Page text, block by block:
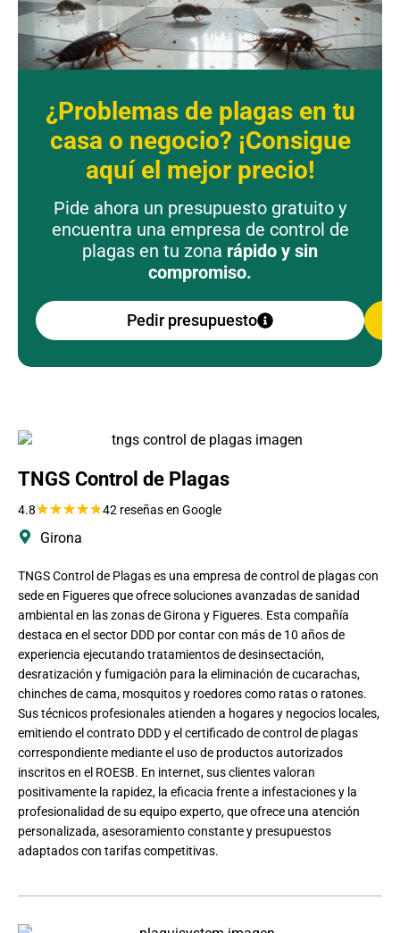
¿Problemas de plagas en tu
casa o negocio? ¡Consigue
aquí el mejor precio!
Pide ahora un presupuesto gratuito y
encuentra una empresa de control de
plagas en tu zona rápido y sin
compromiso.
Pedir presupuesto
TNGS Control de Plagas
4.8★★★★★42 reseñas en Google
Girona
TNGS Control de Plagas es una empresa de control de plagas con
sede en Figueres que ofrece soluciones avanzadas de sanidad
ambiental en las zonas de Girona y Figueres. Esta compañía
destaca en el sector DDD por contar con más de 10 años de
experiencia ejecutando tratamientos de desinsectación,
desratización y fumigación para la eliminación de cucarachas,
chinches de cama, mosquitos y roedores como ratas o ratones.
Sus técnicos profesionales atienden a hogares y negocios locales,
emitiendo el contrato DDD y el certificado de control de plagas
correspondiente mediante el uso de productos autorizados
inscritos en el ROESB. En internet, sus clientes valoran
positivamente la rapidez, la eficacia frente a infestaciones y la
profesionalidad de su equipo experto, que ofrece una atención
personalizada, asesoramiento constante y presupuestos
adaptados con tarifas competitivas.